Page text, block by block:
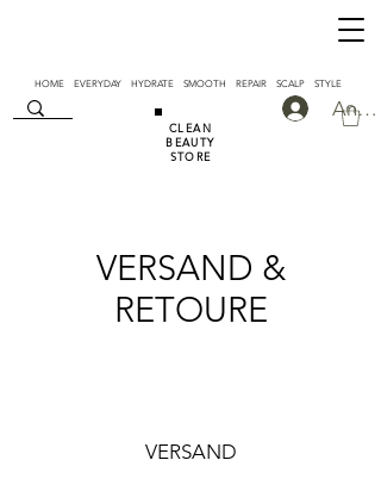
CLEAN
BEAUTY
STORE
VERSAND &
RETOURE
HOME EVERYDAY HYDRATE SMOOTH REPAIR SCALP STYLE
VERSAND